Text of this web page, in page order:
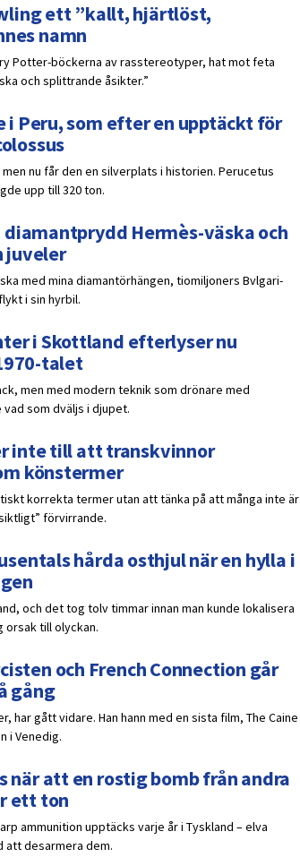
ett ”kallt, hjärtlöst,
namn
Potter-böckerna av rasstereotyper, hat mot feta
och splittrande åsikter.”
i Peru, som efter en upptäckt för
nu får den en silverplats i historien. Perucetus
upp till 320 ton.
Hermès-väska och
juveler
med mina diamantörhängen, tiomiljoners Bvlgari-
i sin hyrbil.
i Skottland efterlyser nu
talet
men med modern teknik som drönare med
som dväljs i djupet.
inte till att transkvinnor
könstermer
korrekta termer utan att tänka på att många inte är
förvirrande.
hårda osthjul när en hylla i
och det tog tolv timmar innan man kunde lokalisera
orsak till olyckan.
och French Connection går
gång
har gått vidare. Han hann med en sista film, The Caine
i Venedig.
när att en rostig bomb från andra
ett ton
ammunition upptäcks varje år i Tyskland – elva
att desarmera dem.